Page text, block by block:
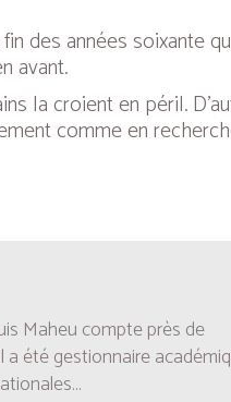
des années soixante
avant.
la croient en péril.
comme en
Maheu compte près de
été gestionnaire